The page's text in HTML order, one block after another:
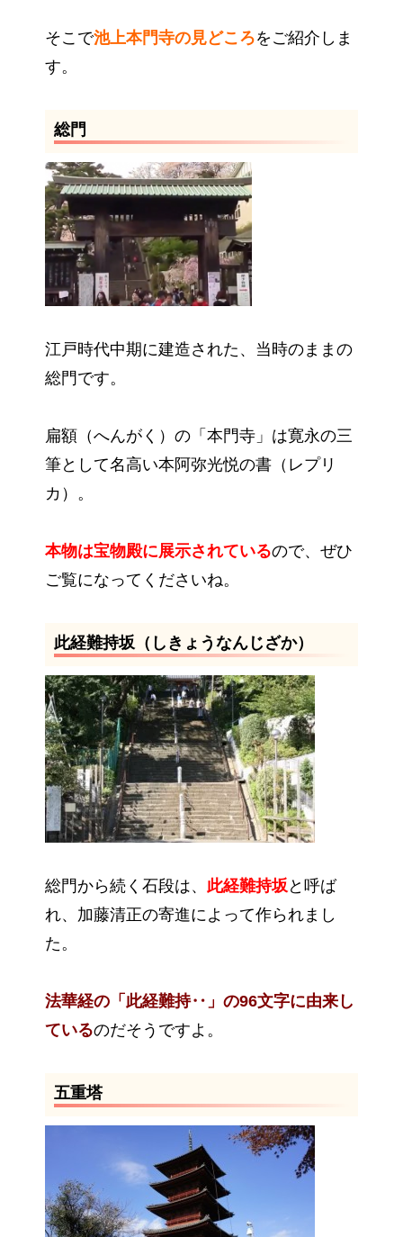
そこで池上本門寺の見どころをご紹介しま
す。
総門
江戸時代中期に建造された、当時のままの
総門です。
扁額（へんがく）の「本門寺」は寛永の三
筆として名高い本阿弥光悦の書（レプリ
カ）。
本物は宝物殿に展示されているので、ぜひ
ご覧になってくださいね。
此経難持坂（しきょうなんじざか）
総門から続く石段は、 此経難持坂 と呼ば
れ、加藤清正の寄進によって作られまし
た。
法華経の「此経難持‥」の96文字に由来し
ているのだそうですよ。
五重塔